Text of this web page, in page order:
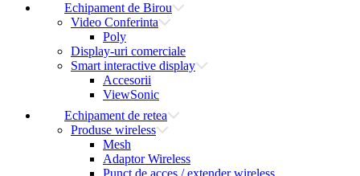
Echipament de Birou
Video Conferinta
Poly
Display-uri comerciale
Smart interactive display
Accesorii
ViewSonic
Echipament de retea
Produse wireless
Mesh
Adaptor Wireless
Punct de acces / extender wireless